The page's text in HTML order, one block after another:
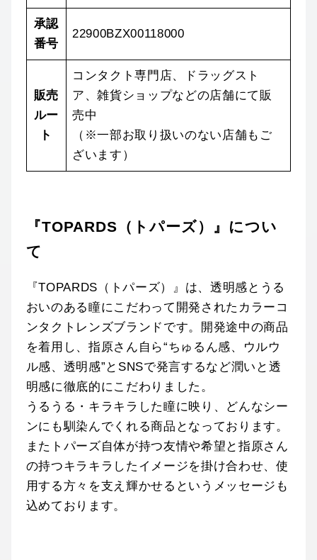
承認
番号
22900BZX00118000
販売
ルー
ト
コンタクト専門店、ドラッグスト
ア、雑貨ショップなどの店舗にて販
売中
（※一部お取り扱いのない店舗もご
ざいます）
『TOPARDS（トパーズ）』につい
て
『TOPARDS（トパーズ）』は、透明感とうる
おいのある瞳にこだわって開発されたカラーコ
ンタクトレンズブランドです。開発途中の商品
を着用し、指原さん自ら“ちゅるん感、ウルウ
ル感、透明感”とSNSで発言するなど潤いと透
明感に徹底的にこだわりました。
うるうる・キラキラした瞳に映り、どんなシー
ンにも馴染んでくれる商品となっております。
またトパーズ自体が持つ友情や希望と指原さん
の持つキラキラしたイメージを掛け合わせ、使
用する方々を支え輝かせるというメッセージも
込めております。